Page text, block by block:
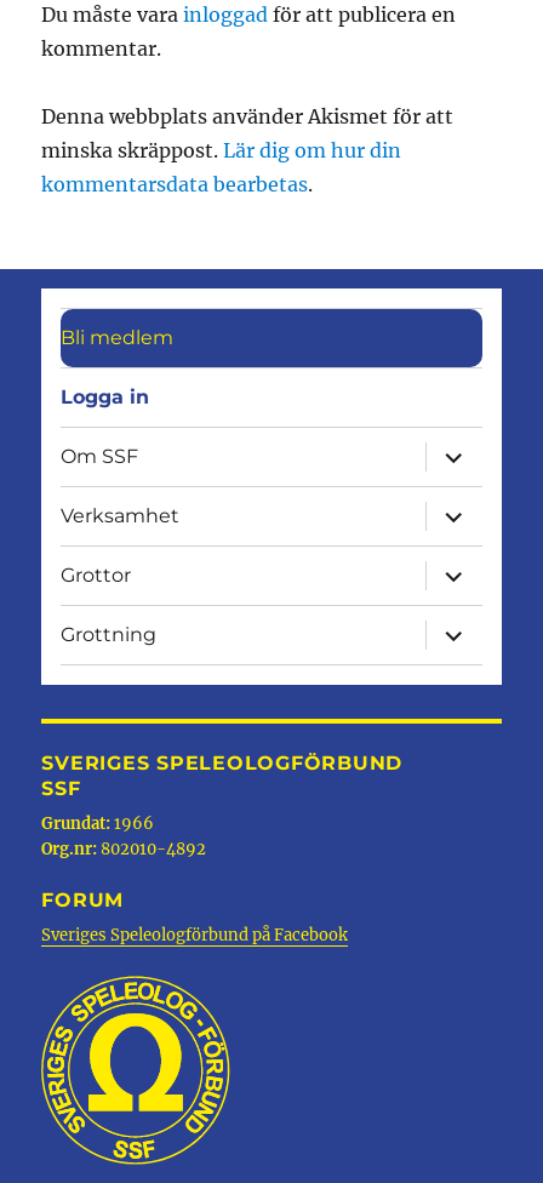
Du måste varainloggad för att publicera en
kommentar.
Denna webbplats använder Akismet för att
minska skräppost.Lär dig om hur din
kommentarsdata bearbetas.
Bli medlem
Logga in
Om SSF
expandera
Verksamhet
expandera
Grottor
expandera
Grottning
expandera
SVERIGES SPELEOLOGFÖRBUND
SSF
Grundat:1966
Org.nr:802010-4892
FORUM
Sveriges Speleologförbund på Facebook